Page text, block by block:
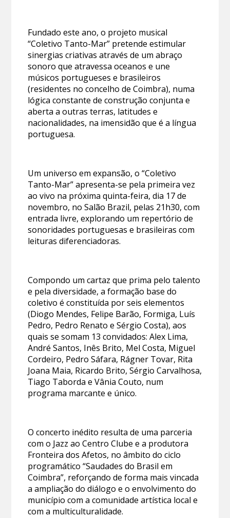
Fundado este ano, o projeto musical
“Coletivo Tanto-Mar” pretende estimular
sinergias criativas através de um abraço
sonoro que atravessa oceanos e une
músicos portugueses e brasileiros
(residentes no concelho de Coimbra), numa
lógica constante de construção conjunta e
aberta a outras terras, latitudes e
nacionalidades, na imensidão que é a língua
portuguesa.
Um universo em expansão, o “Coletivo
Tanto-Mar” apresenta-se pela primeira vez
ao vivo na próxima quinta-feira, dia 17 de
novembro, no Salão Brazil, pelas 21h30, com
entrada livre, explorando um repertório de
sonoridades portuguesas e brasileiras com
leituras diferenciadoras.
Compondo um cartaz que prima pelo talento
e pela diversidade, a formação base do
coletivo é constituída por seis elementos
(Diogo Mendes, Felipe Barão, Formiga, Luís
Pedro, Pedro Renato e Sérgio Costa), aos
quais se somam 13 convidados: Alex Lima,
André Santos, Inês Brito, Mel Costa, Miguel
Cordeiro, Pedro Sáfara, Rágner Tovar, Rita
Joana Maia, Ricardo Brito, Sérgio Carvalhosa,
Tiago Taborda e Vânia Couto, num
programa marcante e único.
O concerto inédito resulta de uma parceria
com o Jazz ao Centro Clube e a produtora
Fronteira dos Afetos, no âmbito do ciclo
programático “Saudades do Brasil em
Coimbra”, reforçando de forma mais vincada
a ampliação do diálogo e o envolvimento do
município com a comunidade artística local e
com a multiculturalidade.